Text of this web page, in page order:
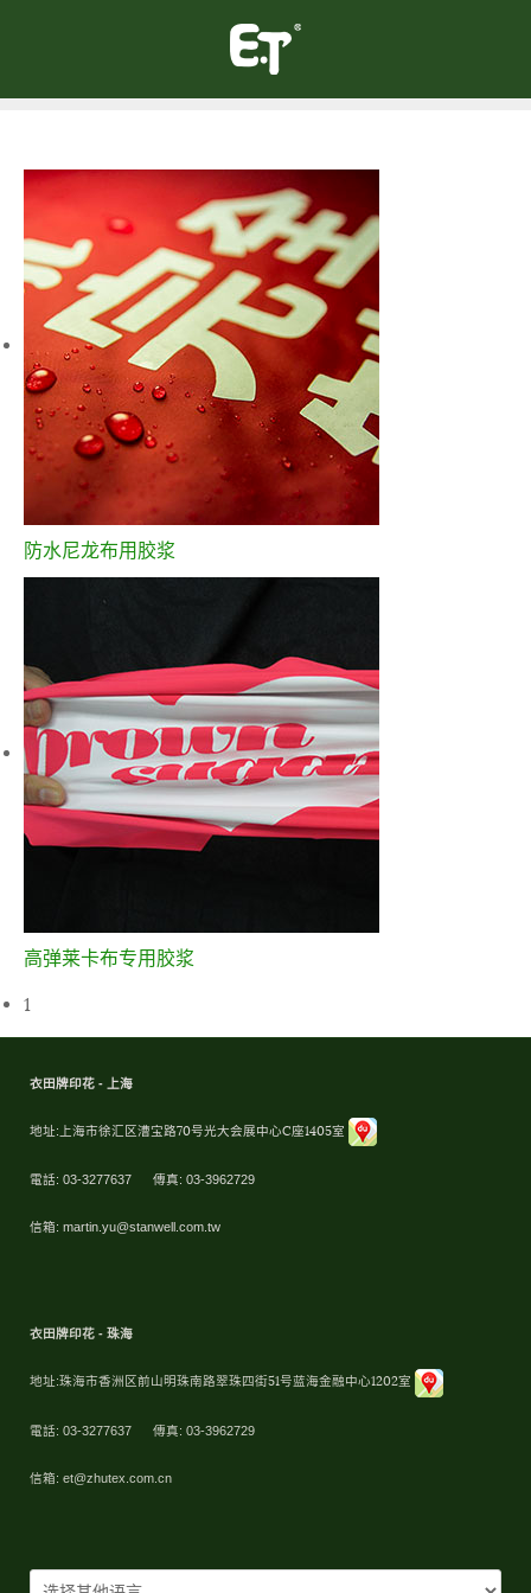
防水尼龙布用胶浆
高弹莱卡布专用胶浆
1
衣田牌印花 - 上海
地址: 上海市徐汇区漕宝路70号光大会展中心C座1405室
電話: 03-3277637 傳真: 03-3962729
信箱: martin.yu@stanwell.com.tw
衣田牌印花 - 珠海
地址:珠海市香洲区前山明珠南路翠珠四街51号蓝海金融中心1202室
電話: 03-3277637 傳真: 03-3962729
信箱: et@zhutex.com.cn